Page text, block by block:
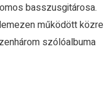
basszusgitárosa.
működött közre
szólóalbuma